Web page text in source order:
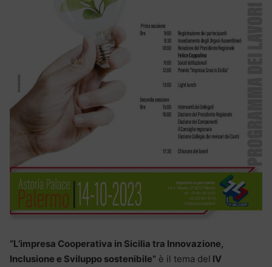
“L’impresa Cooperativa in Sicilia tra Innovazione,
Inclusione e Sviluppo sostenibile” è il tema del IV